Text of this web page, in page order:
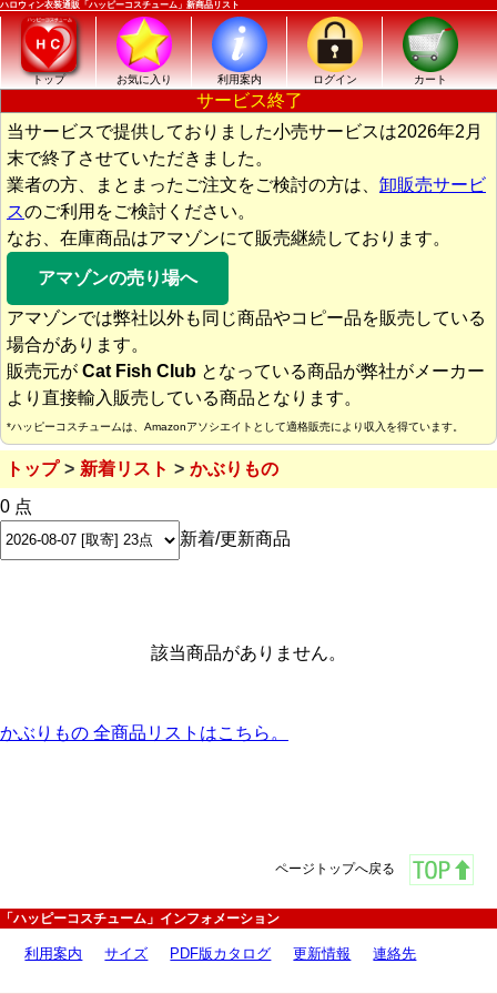
ハロウィン衣装通販「ハッピーコスチューム」新商品リスト
トップ お気に入り 利用案内 ログイン カート
サービス終了
当サービスで提供しておりました小売サービスは2026年2月
末で終了させていただきました。
業者の方、まとまったご注文をご検討の方は、 卸販売サービ
スのご利用をご検討ください。
なお、在庫商品はアマゾンにて販売継続しております。
アマゾンの売り場へ
アマゾンでは弊社以外も同じ商品やコピー品を販売している
場合があります。
販売元が Cat Fish Club となっている商品が弊社がメーカー
より直接輸入販売している商品となります。
*ハッピーコスチュームは、Amazonアソシエイトとして適格販売により収入を得ています。
トップ 新着リスト
かぶりもの
0 点
新着/更新商品
該当商品がありません。
かぶりもの 全商品リストはこちら。
ページトップへ戻る
「ハッピーコスチューム」インフォメーション
利用案内 サイズ PDF版カタログ 更新情報 連絡先